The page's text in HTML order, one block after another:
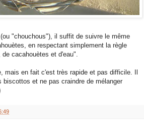
"chouchous"), il suffit de suivre le même
en respectant simplement la règle
cacahouètes et d'eau".
mais en fait c'est très rapide et pas difficile. Il
biscottos et ne pas craindre de mélanger